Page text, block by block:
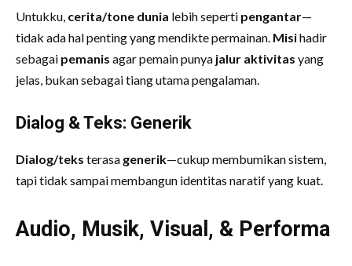
Untukku, cerita/tone dunia lebih seperti pengantar—
tidak ada hal penting yang mendikte permainan. Misihadir
sebagai pemanis agar pemain punya jalur aktivitas yang
jelas, bukan sebagai tiang utama pengalaman.
Dialog & Teks: Generik
Dialog/teks terasa generik—cukup membumikan sistem,
tapi tidak sampai membangun identitas naratif yang kuat.
Audio, Musik, Visual, & Performa